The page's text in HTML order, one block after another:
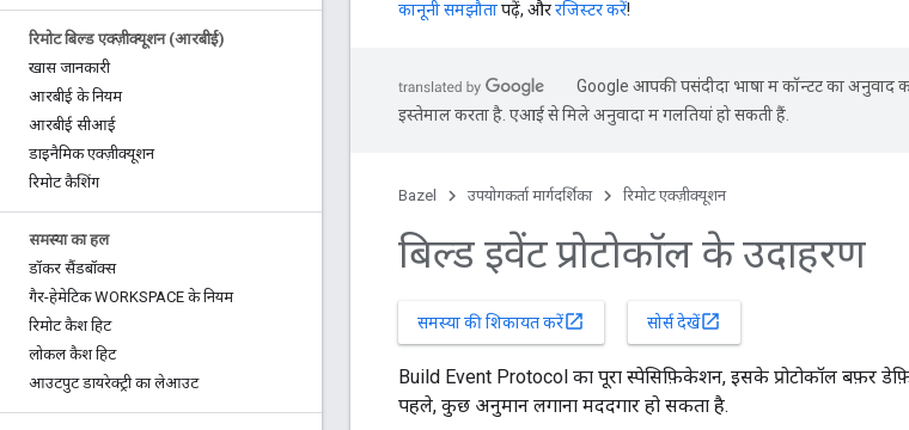
रिमोट बिल्ड एक्ज़ीक्यूशन (आरबीई)
खास जानकारी
आरबीई के नियम
आरबीई सीआई
डाइनैमिक एक्ज़ीक्यूशन
रिमोट कैशिंग
समस्या का हल
डॉकर सैंडबॉक्स
गैर-हेमेटिक WORKSPACE के नियम
रिमोट कैश हिट
लोकल कैश हिट
आउटपुट डायरेक्ट्री का लेआउट
कानूनी समझौतापढ़ें, औररजिस्टर करें!
Google आपकी पसंदीदा भाषा में कॉन्टेंट का अनुवाद
इस्तेमाल करता है. एआई से मिले अनुवादों में गलतियां हो सकती हैं.
Bazel उपयोगकर्ता मार्गदर्शिका रिमोट एक्ज़ीक्यूशन
बिल्ड इवेंट प्रोटोकॉल के उदाहरण
समस्या की शिकायत करेंopen_in_new सोर्स देखेंopen_in_new
Build Event Protocol का पूरा स्पेसिफ़िकेशन, इसके प्रोटोकॉल बफ़र
पहले, कुछ अनुमान लगाना मददगार हो सकता है.